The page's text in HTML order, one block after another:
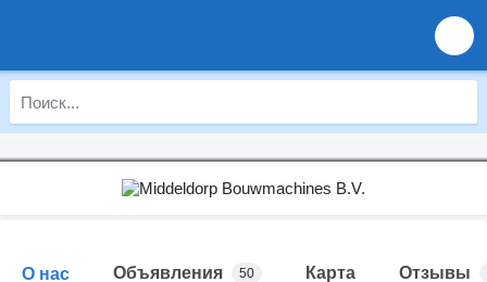
О нас Объявления 50 Карта Отзывы